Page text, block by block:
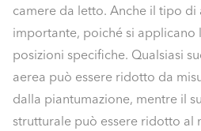
camere da letto. Anche il tipo di
importante, poiché si
posizioni specifiche. Qualsiasi
aerea può essere ridotto da
dalla piantumazione, mentre il
strutturale può essere ridotto al